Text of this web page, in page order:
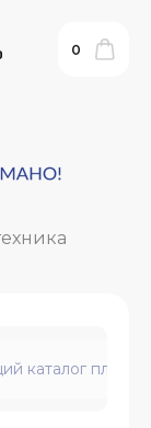
0
каталог плитки